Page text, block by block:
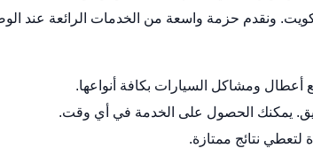
ونقدم حزمة واسعة من الخدمات الرائعة عند
أعطال ومشاكل السيارات بكافة أنواعها.
يمكنك الحصول على الخدمة في أي وقت.
لتعطي نتائج ممتازة.